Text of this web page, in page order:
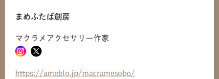
まめふたば創房
マクラメアクセサリー作家
https://ameblo.jp/macramesobo/